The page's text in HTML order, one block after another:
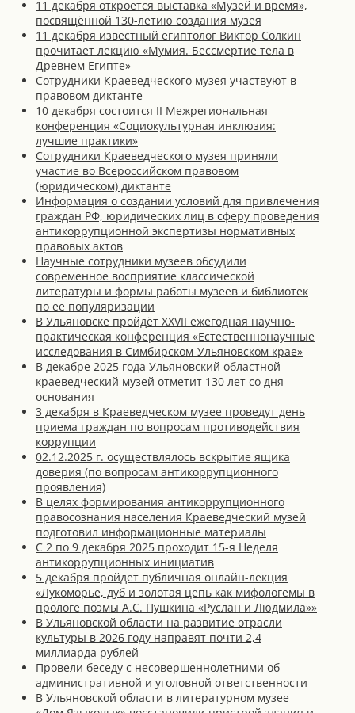
11 декабря откроется выставка «Музей и время»,
посвящённой 130-летию создания музея
11 декабря известный египтолог Виктор Солкин
прочитает лекцию «Мумия. Бессмертие тела в
Древнем Египте»
Сотрудники Краеведческого музея участвуют в
правовом диктанте
10 декабря состоится II Межрегиональная
конференция «Cоциокультурная инклюзия:
лучшие практики»
Сотрудники Краеведческого музея приняли
участие во Всероссийском правовом
(юридическом) диктанте
Информация о создании условий для привлечения
граждан РФ, юридических лиц в сферу проведения
антикоррупционной экспертизы нормативных
правовых актов
Научные сотрудники музеев обсудили
современное восприятие классической
литературы и формы работы музеев и библиотек
по ее популяризации
В Ульяновске пройдёт XXVII ежегодная научно-
практическая конференция «Естественнонаучные
исследования в Симбирском-Ульяновском крае»
В декабре 2025 года Ульяновский областной
краеведческий музей отметит 130 лет со дня
основания
3 декабря в Краеведческом музее проведут день
приема граждан по вопросам противодействия
коррупции
02.12.2025 г. осуществлялось вскрытие ящика
доверия (по вопросам антикоррупционного
проявления)
В целях формирования антикоррупционного
правосознания населения Краеведческий музей
подготовил информационные материалы
С 2 по 9 декабря 2025 проходит 15-я Неделя
антикоррупционных инициатив
5 декабря пройдет публичная онлайн-лекция
«Лукоморье, дуб и золотая цепь как мифологемы в
прологе поэмы А.С. Пушкина «Руслан и Людмила»»
В Ульяновской области на развитие отрасли
культуры в 2026 году направят почти 2,4
миллиарда рублей
Провели беседу с несовершеннолетними об
административной и уголовной ответственности
В Ульяновской области в литературном музее